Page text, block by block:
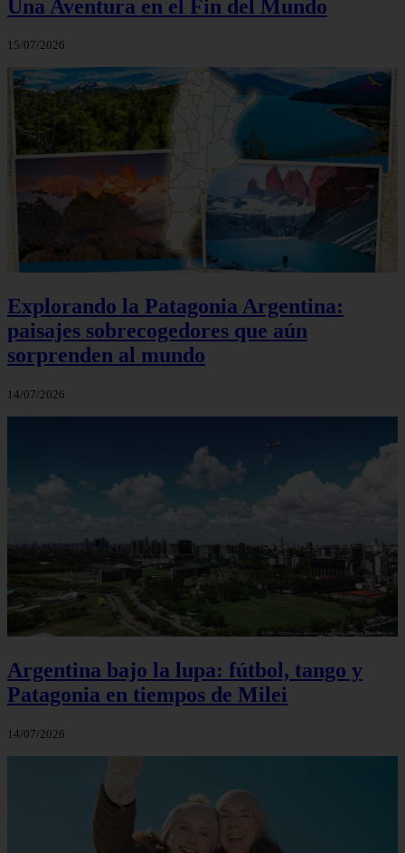
Una Aventura en el Fin del Mundo
15/07/2026
Explorando la Patagonia Argentina:
paisajes sobrecogedores que aún
sorprenden al mundo
14/07/2026
Argentina bajo la lupa: fútbol, tango y
Patagonia en tiempos de Milei
14/07/2026